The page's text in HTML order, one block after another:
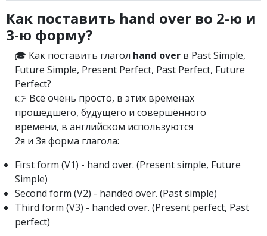
Как поставить hand over во 2-ю и
3-ю форму?
🎓 Как поставить глагол hand over в Past Simple,
Future Simple, Present Perfect, Past Perfect, Future
Perfect?
👉 Всё очень просто, в этих временах
прошедшего, будущего и совершённого
времени, в английском используются
2я и 3я форма глагола:
First form (V1) - hand over. (Present simple, Future
Simple)
Second form (V2) - handed over. (Past simple)
Third form (V3) - handed over. (Present perfect, Past
perfect)